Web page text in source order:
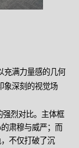
充满力量感的几何
象深刻的视觉场
强烈对比。主体框
肃穆与威严；而
不仅打破了沉